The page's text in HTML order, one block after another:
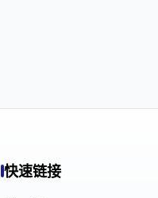
快速链接